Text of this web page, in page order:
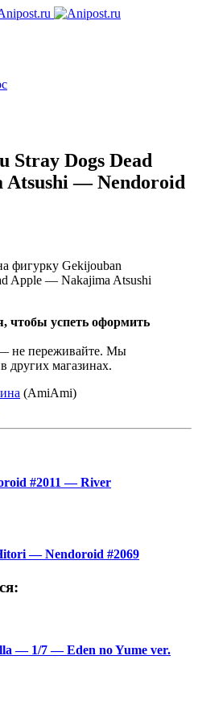
Stray Dogs Dead
— Nendoroid
фигурку Gekijouban
Apple — Nakajima Atsushi
чтобы успеть оформить
— не переживайте. Мы
других магазинах.
(AmiAmi)
#2011 — River
— Nendoroid #2069
— 1/7 — Eden no Yume ver.